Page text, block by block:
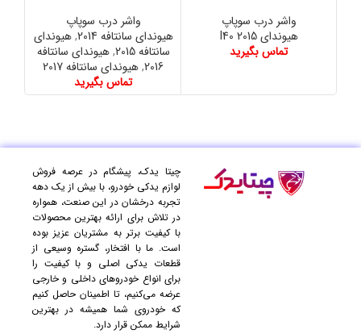
واشر درب سوپاپ
هیوندای I40 2015
تماس بگیرید
واشر درب سوپاپ
هیوندای سانتافه 2014
,هیوندای
سانتافه 2015
,هیوندای سانتافه
2016
,هیوندای سانتافه 2017
تماس بگیرید
چیتا یدک، پیشگام در عرصه فروش
لوازم یدکی خودرو، با بیش از یک دهه
تجربه درخشان در این صنعت، همواره
در تلاش برای ارائه بهترین محصولات
با کیفیت برتر به مشتریان عزیز بوده
است. ما با افتخار، گستره وسیعی از
قطعات یدکی اصلی و با کیفیت را
برای انواع خودروهای داخلی و خارجی
عرضه می‌کنیم، تا اطمینان حاصل کنیم
که خودروی شما همیشه در بهترین
شرایط ممکن قرار دارد.